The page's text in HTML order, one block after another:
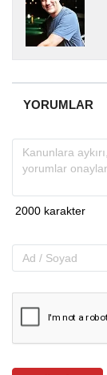
YORUMLAR